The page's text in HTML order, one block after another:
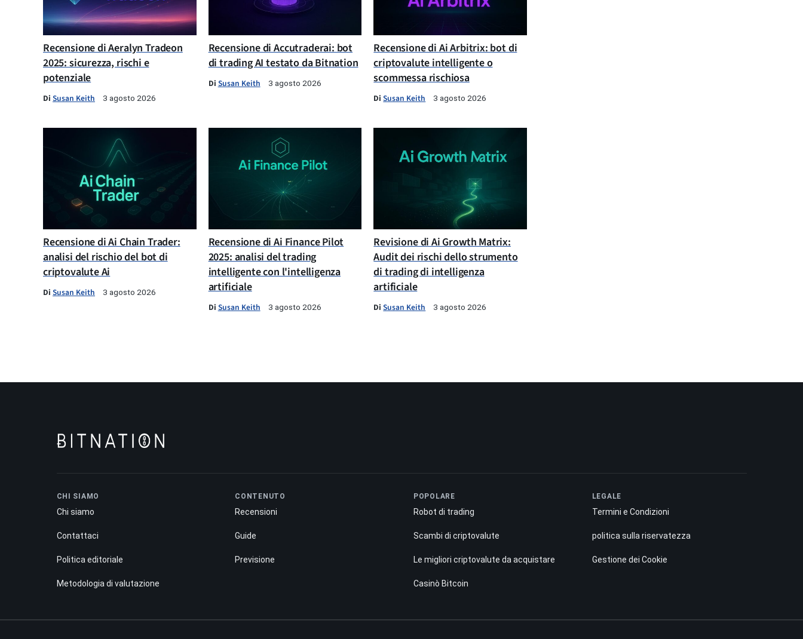
Recensione di Aeralyn Tradeon
2025: sicurezza, rischi e
potenziale
Di Susan Keith 3 agosto 2026
Recensione di Accutraderai: bot
di trading AI testato da Bitnation
Di Susan Keith 3 agosto 2026
Recensione di Ai Arbitrix: bot di
criptovalute intelligente o
scommessa rischiosa
DiSusan Keith 3 agosto 2026
Recensione di Ai Chain Trader:
analisi del rischio del bot di
criptovalute Ai
Di Susan Keith 3 agosto 2026
Recensione di Ai Finance Pilot
2025: analisi del trading
intelligente con l'intelligenza
artificiale
Di Susan Keith 3 agosto 2026
Revisione di Ai Growth Matrix:
Audit dei rischi dello strumento
di trading di intelligenza
artificiale
DiSusan Keith 3 agosto 2026
CHI SIAMO
Chi siamo
Contattaci
Politica editoriale
Metodologia di valutazione
CONTENUTO
Recensioni
Guide
Previsione
POPOLARE
Robot di trading
Scambi di criptovalute
Le migliori criptovalute da acquistare
Casinò Bitcoin
LEGALE
Termini e Condizioni
politica sulla riservatezza
Gestione dei Cookie